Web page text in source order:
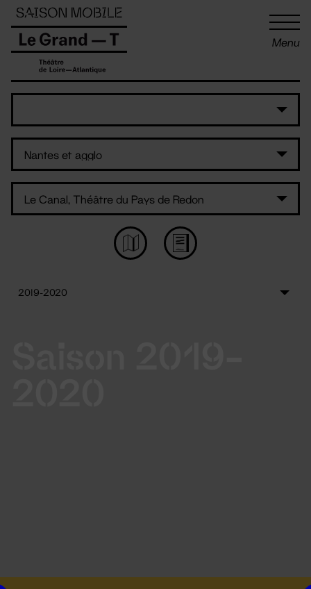
Menu
Panneau de gestion des cookies